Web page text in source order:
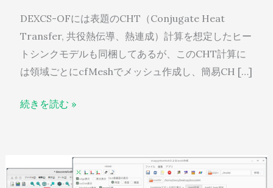
DEXCS-OFには表題のCHT（Conjugate Heat
Transfer, 共役熱伝導、熱連成）計算を想定したヒー
トシンクモデルも同梱してあるが、このCHT計算に
は領域ごとにcfMeshでメッシュ作成し、簡易CH […]
続きを読む »
to